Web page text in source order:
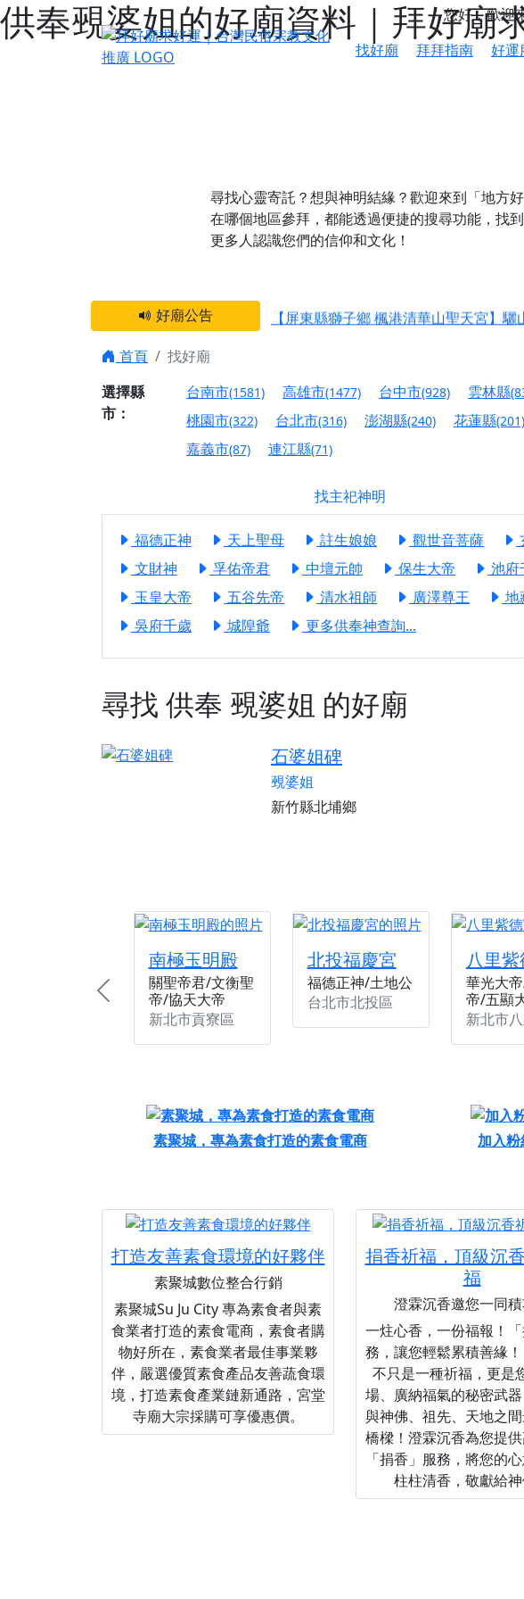
供奉覡婆姐的好廟資料｜拜好廟
您好，歡迎
找好廟
拜拜指南 好運
尋找心靈寄託？想與神明結緣？歡迎來到「地方
在哪個地區參拜，都能透過便捷的搜尋功能，找到
更多人認識您們的信仰和文化！
好廟公告
宮廟推廣服務，讓拜好廟協助您的宮廟
【台北 北投金虎爺會】丙午年最Chill的
【屏東縣獅子鄉 楓港清華山聖天宮】
願平安順遂的慈悲心意。
【桃園龜山 慈恩宮】丙午年梁皇寶懺
【新北貢寮 南極玉明殿】中元普渡大法
下善緣。
【桃園慈善宮(天公廟)】中元普渡交給
是「超級加倍」！
【台北北投 福慶宮】慶讚中元普渡法會
【桃園龜山 慈恩宮】瑤池金母聖誕祝
【桃園龜山 慈恩宮】丙午年慶讚中元
【新北八里 紫德宮】丙午年中元普渡
【台北北投金虎爺會】父親節陪爸爸一
【桃園新屋 深圳玄天宮】農曆七月擴大
【桃園慈善宮(天公廟)】虎爺元帥 開光
歡迎友廟長官、小編加入我們LINE官方
首頁
找好廟
選擇縣
市：
台南市(1581) 高雄市(1477) 台中市(928) 雲林縣
桃園市(322) 台北市(316) 澎湖縣(240) 花蓮縣(201)
嘉義市(87) 連江縣(71)
找主祀神明
福德正神 天上聖母 註生娘娘 觀世音菩薩
文財神
孚佑帝君 中壇元帥 保生大帝 池府
玉皇大帝
五谷先帝 清水祖師 廣澤尊王 地
吳府千歲
城隍爺 更多供奉神查詢...
尋找 供奉 覡婆姐 的好廟
石婆姐碑
覡婆姐
新竹縣北埔鄉
南極玉明殿
關聖帝君/文衡聖
帝/協天大帝
新北市貢寮區
北投福慶宮
福德正神/土地公
台北市北投區
八里
華光大
帝/五顯
新北市
Previous
素聚城，專為素食打造的素食電商 加入
打造友善素食環境的好夥伴
素聚城數位整合行銷
素聚城Su Ju City 專為素食者與素
食業者打造的素食電商，素食者購
物好所在，素食業者最佳事業夥
伴，嚴選優質素食產品友善蔬食環
境，打造素食產業鏈新通路，宮堂
寺廟大宗採購可享優惠價。
捐香祈福，頂級沉
福
澄霖沉香邀您一同
一炷心香，一份福報！
務，讓您輕鬆累積善緣！
不只是一種祈福，更是
場、廣納福氣的秘密武
與神佛、祖先、天地之
橋樑！澄霖沉香為您提
「捐香」服務，將您的
柱柱清香，敬獻給神